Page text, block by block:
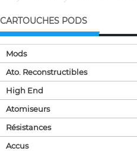
CARTOUCHES PODS
Mods
Ato. Reconstructibles
High End
Atomiseurs
Résistances
Accus